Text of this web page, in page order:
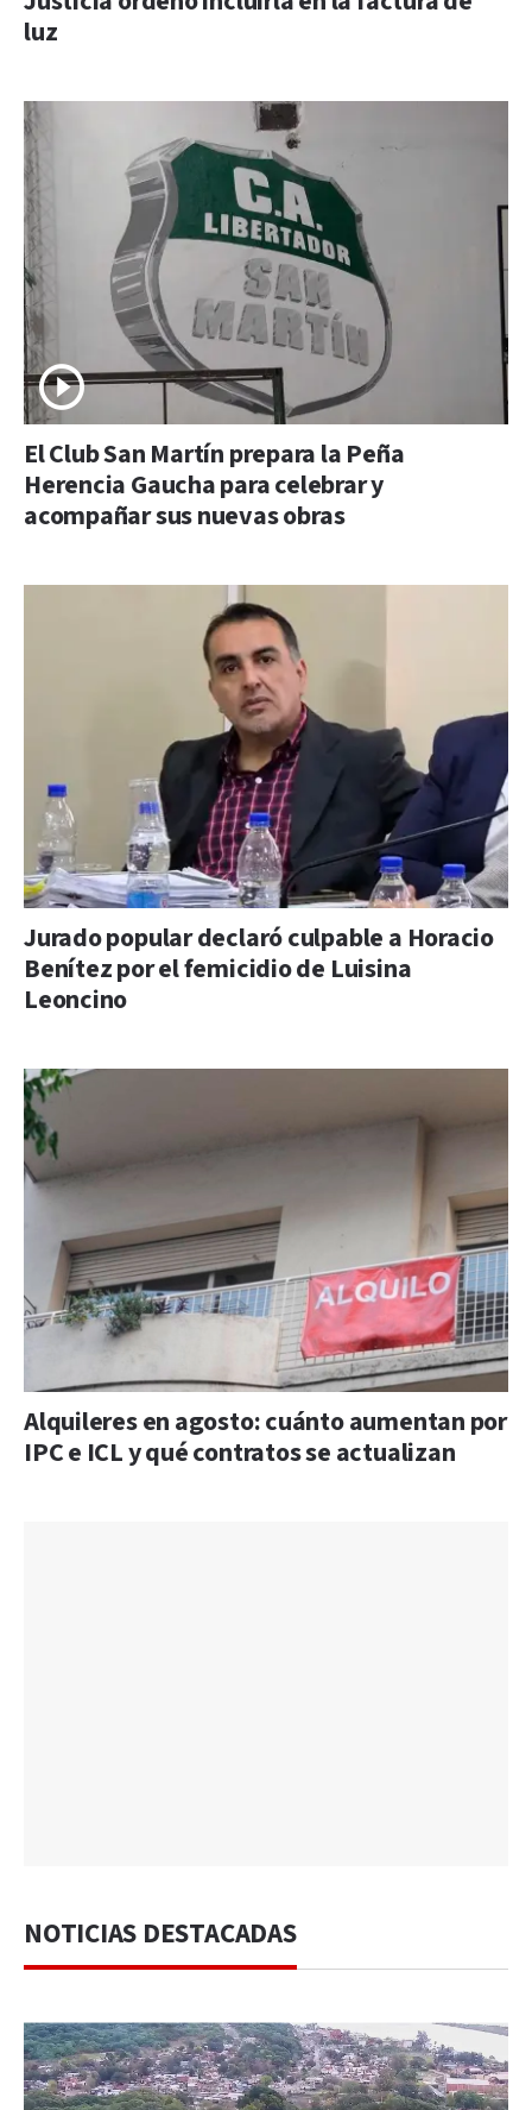
luz
El Club San Martín prepara la Peña
Herencia Gaucha para celebrar y
acompañar sus nuevas obras
Jurado popular declaró culpable a Horacio
Benítez por el femicidio de Luisina
Leoncino
Alquileres en agosto: cuánto aumentan por
IPC e ICL y qué contratos se actualizan
NOTICIAS DESTACADAS